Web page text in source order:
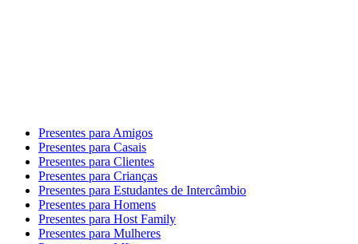
Presentes para Amigos
Presentes para Casais
Presentes para Clientes
Presentes para Crianças
Presentes para Estudantes de Intercâmbio
Presentes para Homens
Presentes para Host Family
Presentes para Mulheres